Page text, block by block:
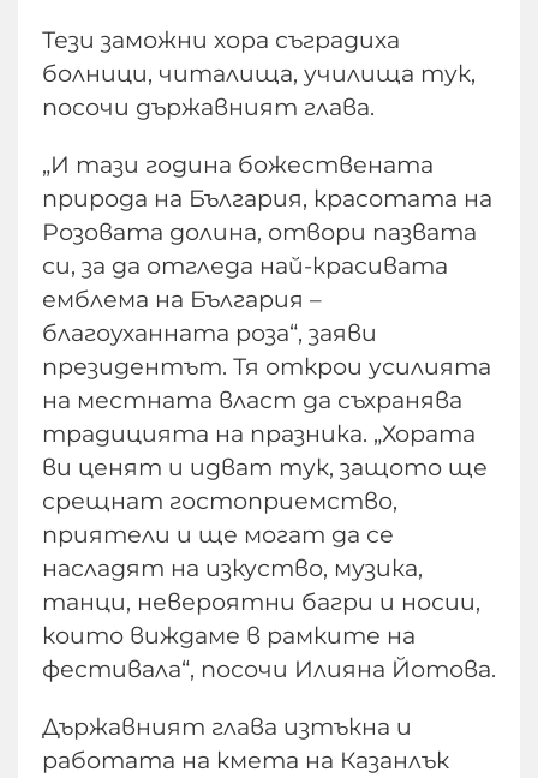
Тези заможни хора съградиха
болници, читалища, училища тук,
посочи държавният глава.
„И тази година божествената
природа на България, красотата на
Розовата долина, отвори пазвата
си, за да отгледа най-красивата
емблема на България –
благоуханната роза“, заяви
президентът. Тя открои усилията
на местната власт да съхранява
традицията на празника. „Хората
ви ценят и идват тук, защото ще
срещнат гостоприемство,
приятели и ще могат да се
насладят на изкуство, музика,
танци, невероятни багри и носии,
които виждаме в рамките на
фестивала“, посочи Илияна Йотова.
Държавният глава изтъкна и
работата на кмета на Казанлък